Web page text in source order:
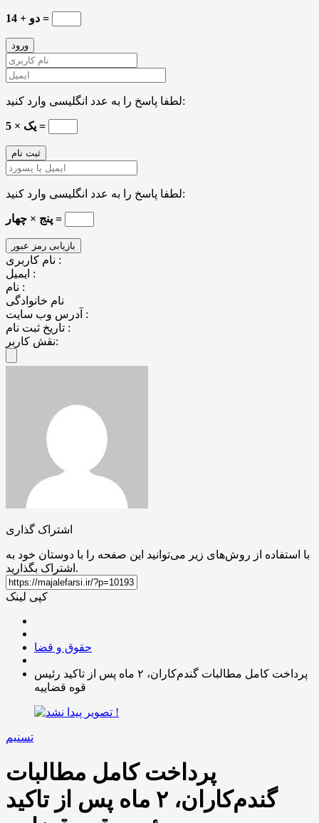
دو + 14 =
لطفا پاسخ را به عدد انگلیسی وارد کنید:
5 × یک =
لطفا پاسخ را به عدد انگلیسی وارد کنید:
پنج × چهار =
نام کاربری :
ایمیل :
نام :
نام خانوادگی
آدرس وب سایت :
تاریخ ثبت نام :
نقش کاربر:
اشتراک گذاری
با استفاده از روش‌های زیر می‌توانید این صفحه را با دوستان خود به
اشتراک بگذارید.
کپی لینک
حقوق و قضا
پرداخت کامل مطالبات گندم‌کاران، ۲ ماه پس از تاکید رئیس
قوه قضاییه
تسنیم
پرداخت کامل مطالبات
گندم‌کاران، ۲ ماه پس از تاکید